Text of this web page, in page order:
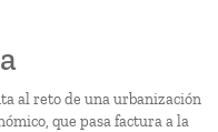
al reto de una urbanización
que pasa factura a la